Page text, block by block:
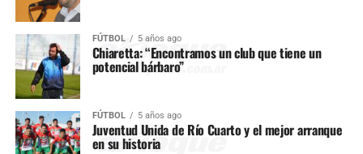
FÚTBOL 5 años ago
Chiaretta: “Encontramos un club que tiene un
potencial bárbaro”
FÚTBOL 5 años ago
Juventud Unida de Río Cuarto y el mejor arranque
en su historia